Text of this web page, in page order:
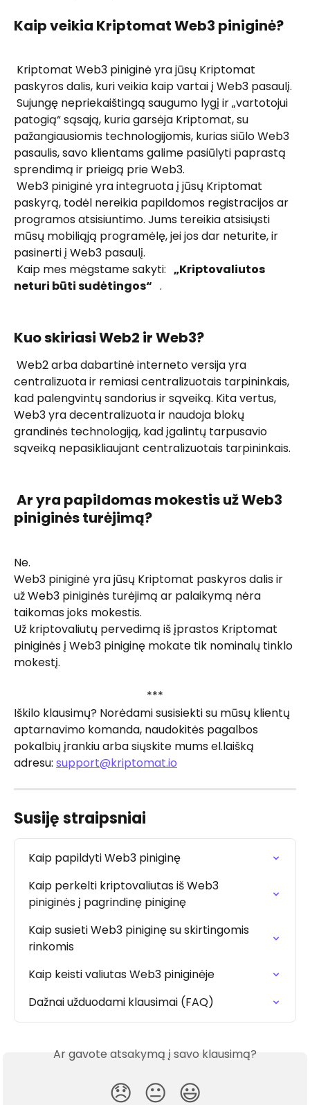
Kaip veikia Kriptomat Web3 piniginė?
paskyros dalis, kuri veikia kaip vartai į Web3 pasaulį.
patogią“ sąsają, kuria garsėja Kriptomat, su
pažangiausiomis technologijomis, kurias siūlo Web3
pasaulis, savo klientams galime pasiūlyti paprastą
sprendimą ir prieigą prie Web3.
paskyrą, todėl nereikia papildomos registracijos ar
programos atsisiuntimo. Jums tereikia atsisiųsti
mūsų mobiliąją programėlę, jei jos dar neturite, ir
pasinerti į Web3 pasaulį.
Kaip mes mėgstame sakyti: „Kriptovaliutos
neturi būti sudėtingos“
  .
Kuo skiriasi Web2 ir Web3?
centralizuota ir remiasi centralizuotais tarpininkais,
kad palengvintų sandorius ir sąveiką. Kita vertus,
Web3 yra decentralizuota ir naudoja blokų
grandinės technologiją, kad įgalintų tarpusavio
sąveiką nepasikliaujant centralizuotais tarpininkais.
piniginės turėjimą?
Ne.
Web3 piniginė yra jūsų Kriptomat paskyros dalis ir
už Web3 piniginės turėjimą ar palaikymą nėra
taikomas joks mokestis.
Už kriptovaliutų pervedimą iš įprastos Kriptomat
piniginės į Web3 piniginę mokate tik nominalų tinklo
mokestį.
***
Iškilo klausimų? Norėdami susisiekti su mūsų klientų
aptarnavimo komanda, naudokitės pagalbos
pokalbių įrankiu arba siųskite mums el.laišką
adresu: support@kriptomat.io
Susiję straipsniai
Kaip papildyti Web3 piniginę
Kaip perkelti kriptovaliutas iš Web3
piniginės į pagrindinę piniginę
Kaip susieti Web3 piniginę su skirtingomis
rinkomis
Kaip keisti valiutas Web3 piniginėje
Dažnai užduodami klausimai (FAQ)
Ar gavote atsakymą į savo klausimą?
😞 😐 😃